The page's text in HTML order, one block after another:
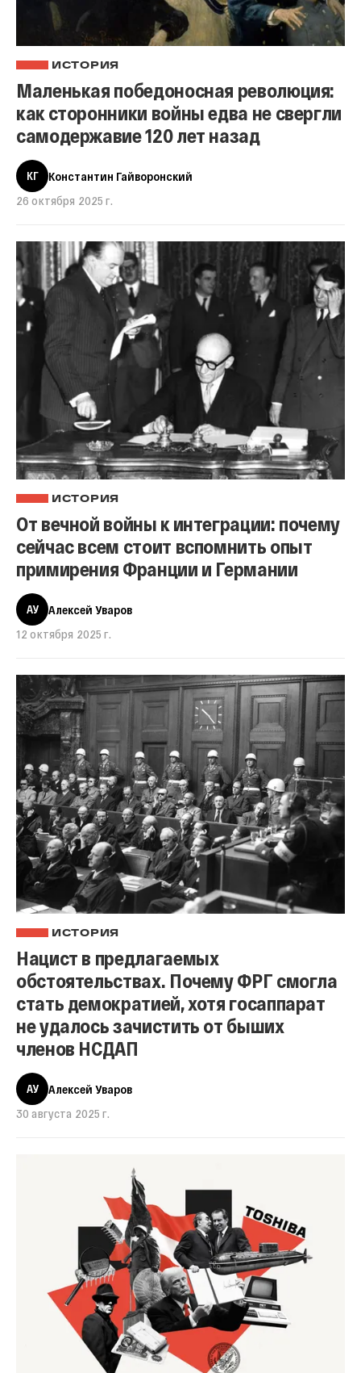
ИСТОРИЯ
Маленькая победоносная революция:
как сторонники войны едва не свергли
самодержавие 120 лет назад
КГ
Константин Гайворонский
26 октября 2025 г.
ИСТОРИЯ
От вечной войны к интеграции: почему
сейчас всем стоит вспомнить опыт
примирения Франции и Германии
АУ
Алексей Уваров
12 октября 2025 г.
ИСТОРИЯ
Нацист в предлагаемых
обстоятельствах. Почему ФРГ смогла
стать демократией, хотя госаппарат
не удалось зачистить от быших
членов НСДАП
АУ
Алексей Уваров
30 августа 2025 г.